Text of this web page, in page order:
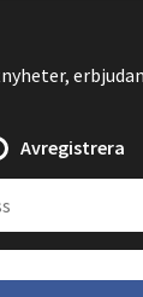
Avregistrera